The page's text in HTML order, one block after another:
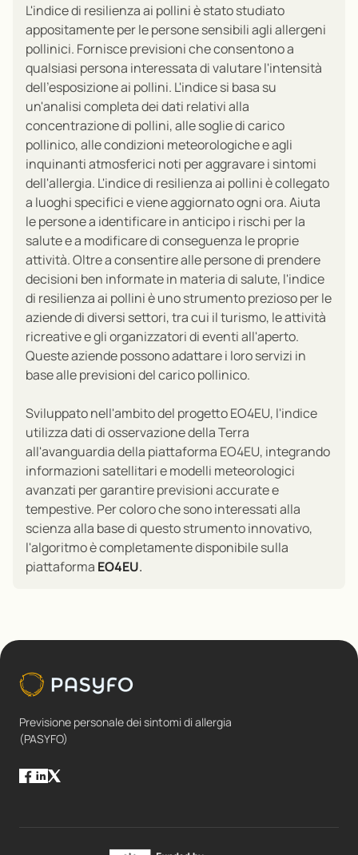
L'indice di resilienza ai pollini è stato studiato
appositamente per le persone sensibili agli allergeni
pollinici. Fornisce previsioni che consentono a
qualsiasi persona interessata di valutare l'intensità
dell'esposizione ai pollini. L'indice si basa su
un'analisi completa dei dati relativi alla
concentrazione di pollini, alle soglie di carico
pollinico, alle condizioni meteorologiche e agli
inquinanti atmosferici noti per aggravare i sintomi
dell'allergia. L'indice di resilienza ai pollini è collegato
a luoghi specifici e viene aggiornato ogni ora. Aiuta
le persone a identificare in anticipo i rischi per la
salute e a modificare di conseguenza le proprie
attività. Oltre a consentire alle persone di prendere
decisioni ben informate in materia di salute, l'indice
di resilienza ai pollini è uno strumento prezioso per le
aziende di diversi settori, tra cui il turismo, le attività
ricreative e gli organizzatori di eventi all'aperto.
Queste aziende possono adattare i loro servizi in
base alle previsioni del carico pollinico.
Sviluppato nell'ambito del progetto EO4EU, l'indice
utilizza dati di osservazione della Terra
all'avanguardia della piattaforma EO4EU, integrando
informazioni satellitari e modelli meteorologici
avanzati per garantire previsioni accurate e
tempestive. Per coloro che sono interessati alla
scienza alla base di questo strumento innovativo,
l'algoritmo è completamente disponibile sulla
piattaforma EO4EU.
Previsione personale dei sintomi di allergia
(PASYFO)